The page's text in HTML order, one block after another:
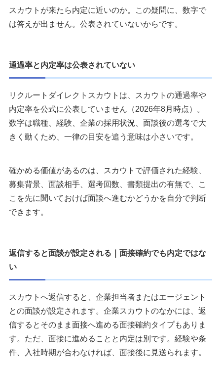
スカウトが来たら内定に近いのか。この疑問に、数字で
は答えが出ません。公表されていないからです。
通過率と内定率は公表されていない
リクルートダイレクトスカウトは、スカウトの通過率や
内定率を公式に公表していません（2026年8月時点）。
数字は職種、経験、企業の採用状況、面談後の選考で大
きく動くため、一律の目安を追う意味は小さいです。
確かめる価値があるのは、スカウトで評価された経験、
募集背景、面談相手、選考回数、書類提出の有無で、こ
こを先に聞いておけば面談へ進むかどうかを自分で判断
できます。
返信すると面談が設定される｜面接確約でも内定ではな
い
スカウトへ返信すると、企業担当者またはエージェント
との面談が設定されます。企業スカウトのなかには、返
信するとそのまま面接へ進める面接確約タイプもありま
す。ただ、面接に進めることと内定は別です。経験や条
件、入社時期が合わなければ、面接後に見送られます。